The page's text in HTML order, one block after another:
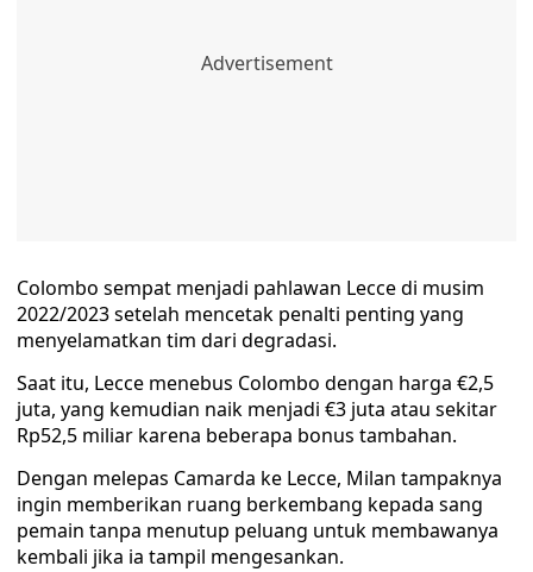
Colombo sempat menjadi pahlawan Lecce di musim
2022/2023 setelah mencetak penalti penting yang
menyelamatkan tim dari degradasi.
Saat itu, Lecce menebus Colombo dengan harga €2,5
juta, yang kemudian naik menjadi €3 juta atau sekitar
Rp52,5 miliar karena beberapa bonus tambahan.
Dengan melepas Camarda ke Lecce, Milan tampaknya
ingin memberikan ruang berkembang kepada sang
pemain tanpa menutup peluang untuk membawanya
kembali jika ia tampil mengesankan.